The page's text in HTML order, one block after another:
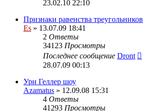
23.02.10 22:10
Признаки равенства треугольников
Es » 13.07.09 18:41
2 Ответы
34123 Просмотры
Последнее сообщение Dront
28.07.09 00:13
Ури Геллер шоу
Azamatus » 12.09.08 15:31
4 Ответы
41293 Просмотры